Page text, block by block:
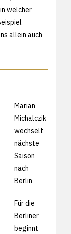
welcher
allein auch
Marian
Michalczik
wechselt
nächste
Saison
nach
Berlin
Für die
Berliner
beginnt